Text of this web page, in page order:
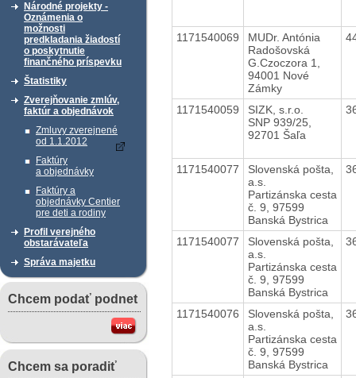
Národné projekty -
Oznámenia o
možnosti
predkladania žiadostí
o poskytnutie
finančného príspevku
Štatistiky
Zverejňovanie zmlúv,
faktúr a objednávok
Zmluvy zverejnené
od 1.1.2012
Faktúry
a objednávky
Faktúry a
objednávky Centier
pre deti a rodiny
Profil verejného
obstarávateľa
Správa majetku
Chcem podať podnet
Chcem sa poradiť
1171540069
MUDr. Antónia
Radošovská
G.Czoczora 1,
94001 Nové
Zámky
1171540059
SIZK, s.r.o.
SNP 939/25,
92701 Šaľa
1171540077
Slovenská pošta,
a.s.
Partizánska cesta
č. 9, 97599
Banská Bystrica
1171540077
Slovenská pošta,
a.s.
Partizánska cesta
č. 9, 97599
Banská Bystrica
1171540076
Slovenská pošta,
a.s.
Partizánska cesta
č. 9, 97599
Banská Bystrica